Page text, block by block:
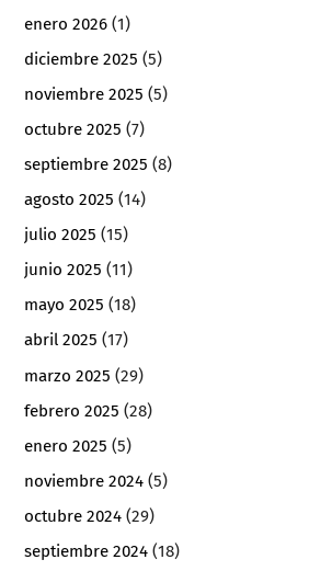
enero 2026 (1)
diciembre 2025 (5)
noviembre 2025 (5)
octubre 2025 (7)
septiembre 2025 (8)
agosto 2025 (14)
julio 2025 (15)
junio 2025 (11)
mayo 2025 (18)
abril 2025 (17)
marzo 2025 (29)
febrero 2025 (28)
enero 2025 (5)
noviembre 2024 (5)
octubre 2024 (29)
septiembre 2024 (18)